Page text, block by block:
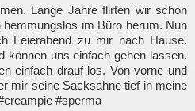
Lange Jahre flirten wir schon
im Büro herum. Nun
Feierabend zu mir nach Hause.
können uns einfach gehen lassen.
einfach drauf los. Von vorne und
mir seine Sacksahne tief in meine
#sperma